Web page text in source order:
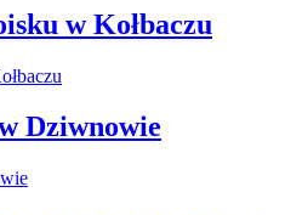
w Kołbaczu
Dziwnowie